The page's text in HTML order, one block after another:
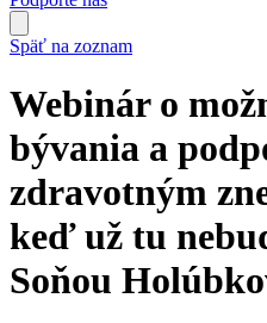
Späť na zoznam
Webinár o
bývania a
zdravotným
keď už tu
Soňou